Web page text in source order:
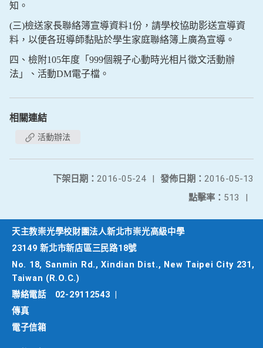
知。
(三)檢送家長聯絡簿宣導資料1份，請學校協助影送宣導資
料，以便各班導師黏貼於學生家庭聯絡簿上廣為宣導。
四、檢附105年度「999個親子心動時光相片徵文活動辦
法」、活動DM電子檔。
相關連結
活動辦法
發佈日期： 2016-05-13
下架日期： 2016-05-24
|
點擊率： 513 |
天主教崇光學校財團法人新北市崇光高級中學
23149 新北市新店區三民路18號
No. 18, Sanmin Rd., Xindian Dist., New Taipei City 231,
Taiwan (R.O.C.)
聯絡電話
02-29112543
傳真
電子信箱